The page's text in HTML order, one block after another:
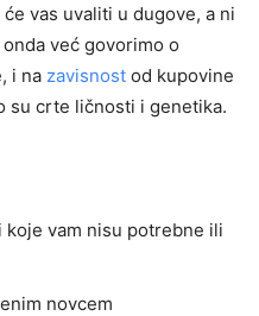
vas uvaliti u dugove, a ni
već govorimo o
i na zavisnost od kupovine
su crte ličnosti i genetika.
vam nisu potrebne ili
novcem